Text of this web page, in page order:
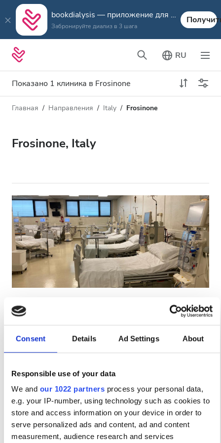
Consent Details Ad Settings About
Responsible use of your data
We and our 1022 partners process your personal data,
e.g. your IP-number, using technology such as cookies to
store and access information on your device in order to
serve personalized ads and content, ad and content
measurement, audience research and services
bookdialysis — приложение для путешествий
Забронируйте диализ в 3 шага
RU
Показано 1 клиника в Frosinone
Тип диализа
Все виды диализа
Принимает
Пациенты с ВИЧ
Пациенты с гепатитом B
Пациенты с гепатитом C
Удобства
Напитки
Бесплатный Wi-Fi
Телевизоры
Бесплатный трансфер
Расстояние
Главная Направления Italy Frosinone
Frosinone, Italy
Nefrocenter EuroNefro s.r.l.
Frosinone, Italy
0.93 км от центра города
Напитки Бесплатный Wi-Fi
Телевизоры
Бесплатный трансфер
Бесплатная парковка
за процедуру
Диализ HD €250
Диализ HDF €250
Забронировать